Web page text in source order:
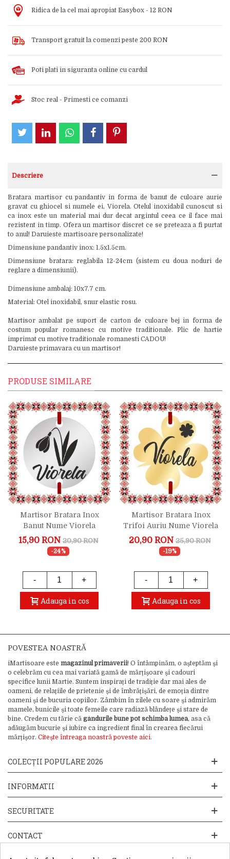
Ridica de la cel mai apropiat Easybox - 12 RON
Transport gratuit la comenzi peste 200 RON
Poti plati in siguranta online cu cardul
Stoc real - Primesti ce comanzi
Descriere
Bratara martisor cu pandantiv in forma de banut de culoare aurie
gravat cu ghiocel si numele ei, Viorela. Otelul inoxidabil cunoscut si
ca inox este un material mai dur decat argintul ceea ce il face mai
rezistent in timp. Ofera un martisor discret ce se preteaza a fi purtat
to anul! Daruieste martisoare personalizate!
Dimensiune pandantiv inox: 1.5x1.5cm.
Dimensiune bratara: reglabila 12-24cm (sistem cu doua noduri de
reglare a dimensiunii).
Dimensiune ambalaj: 10x7.7 cm.
Material: Otel inoxidabil, snur elastic rosu.
Martisor ambalat pe suport de carton de culoare bej in forma de
costum popular romanesc cu motive traditionale. Plic de hartie
imprimat cu motive traditionale romanesti CADOU!
Daruieste primavara cu un martisor!
PRODUSE SIMILARE
Martisor Bratara Inox
Banut Nume Viorela
15,90 RON 20,90 RON
-24%
- +
Adauga in cos
Martisor Bratara Inox
Trifoi Auriu Nume Viorela
20,90 RON 25,90 RON
-19%
- +
Adauga in cos
POVESTEA NOASTRĂ
iMartisoare este magazinul primăverii! O întâmpinăm, o așteptăm și
o celebrăm cu cea mai variată gamă de mărțișoare și cadouri
specifice lunii Martie. Suntem inspirați de tradiție dar mai ales de
oameni, de relațiile de prietenie și de îmbrățișări, de emoția dintre
oameni și de bucuria copiilor. Zâmbim în zilele cu soare și admirăm
mamele, bunicile și toate femeile care radiază blândețe și stare de
bine. Credem cu tărie că gândurile bune pot schimba lumea, asa că
adăugăm bucurie și iubire ca ingredient final în crearea fiecărui
mărțișor. Citește întreaga noastră poveste aici.
COLECȚII POPULARE 2026
INFORMATII
SECURITATE
CONTACT